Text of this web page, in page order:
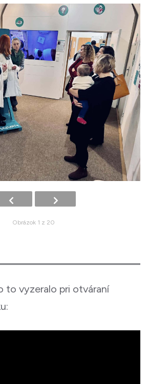
Obrázok 1 z 20
to vyzeralo pri otváraní